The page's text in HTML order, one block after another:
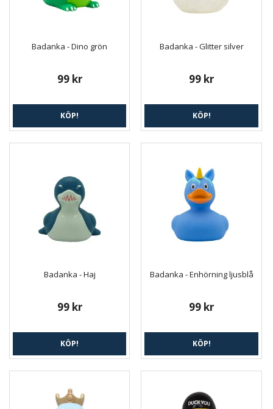
Badanka - Dino grön
99 kr
KÖP!
Badanka - Glitter silver
99 kr
KÖP!
Badanka - Haj
99 kr
KÖP!
Badanka - Enhörning ljusblå
99 kr
KÖP!